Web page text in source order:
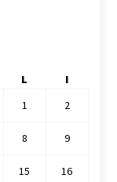
L
I
1
2
8 9
15 16